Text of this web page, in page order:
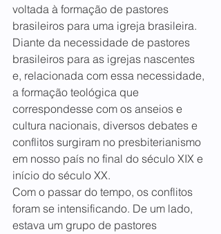
voltada à formação de pastores
brasileiros para uma igreja brasileira.
Diante da necessidade de pastores
brasileiros para as igrejas nascentes
e, relacionada com essa necessidade,
a formação teológica que
correspondesse com os anseios e
cultura nacionais, diversos debates e
conflitos surgiram no presbiterianismo
em nosso país no final do século XIX e
início do século XX.
Com o passar do tempo, os conflitos
foram se intensificando. De um lado,
estava um grupo de pastores